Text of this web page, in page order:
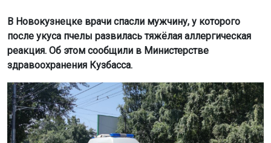
В Новокузнецке врачи спасли мужчину, у которого
после укуса пчелы развилась тяжёлая аллергическая
реакция. Об этом сообщили в Министерстве
здравоохранения Кузбасса.